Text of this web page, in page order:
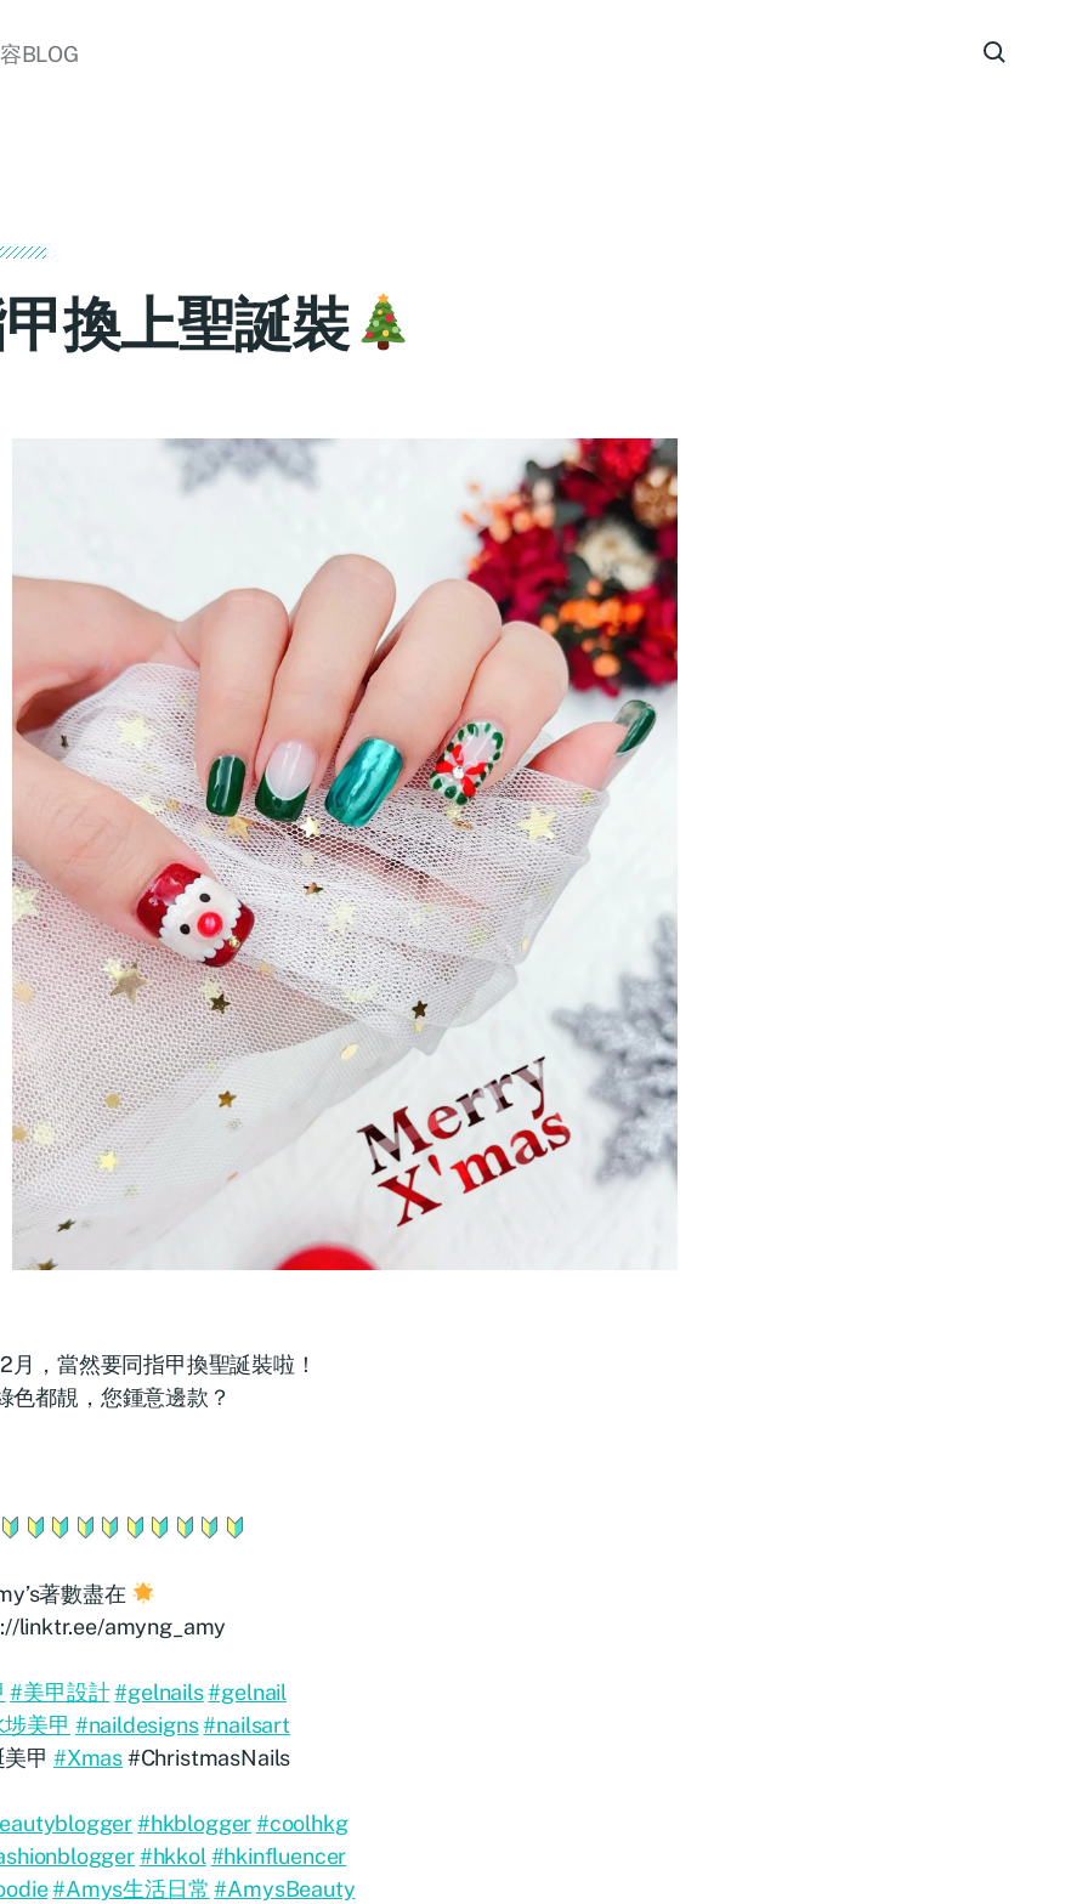
BLOG
換上聖誕裝
月，當然要同指甲換聖誕裝啦！
色都靚，您鍾意邊款？
著數盡在
linktr.ee/amyng_amy
#美甲設計#gelnails#gelnail
美甲 #naildesigns#nailsart
甲 #Xmas#ChristmasNails
#hkblogger#coolhkg
#hkkol #hkinfluencer
#Amys生活日常 #AmysBeauty